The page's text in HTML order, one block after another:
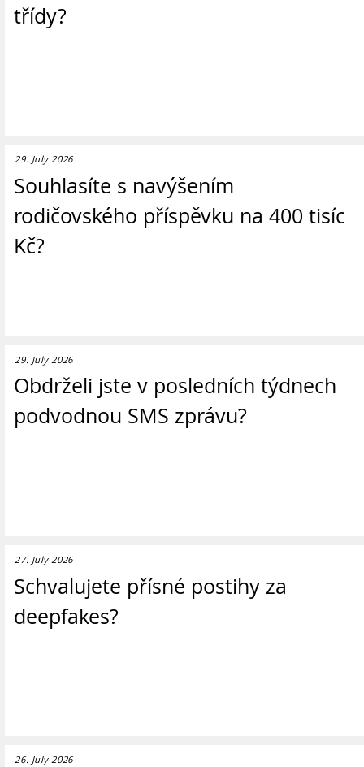
třídy?
29. July 2026
Souhlasíte s navýšením
rodičovského příspěvku na 400 tisíc
Kč?
29. July 2026
Obdrželi jste v posledních týdnech
podvodnou SMS zprávu?
27. July 2026
Schvalujete přísné postihy za
deepfakes?
26. July 2026